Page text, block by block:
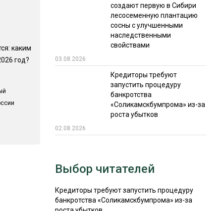
каким
год?
создают первую в Сибири
лесосеменную плантацию
сосны с улучшенными
наследственными
свойствами
03.08.2026
Кредиторы требуют
запустить процедуру
банкротства
«Соликамскбумпрома» из-за
роста убытков
02.08.2026
Выбор читателей
Кредиторы требуют запустить процедуру
банкротства «Соликамскбумпрома» из-за